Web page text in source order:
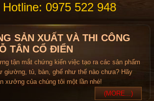
Hotline: 0975 522 948
SẢN XUẤT VÀ THI CÔNG
TÂN CỔ ĐIỂN
tận mắt chứng kiến việc tạo ra các sản phẩm
giường, tủ, bàn, ghế như thế nào chưa? Hãy
xưởng của chúng tôi một lần nhé!
(MORE...)